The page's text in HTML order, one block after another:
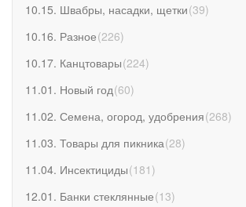
10.15. Швабры, насадки, щетки(39)
10.16. Разное(226)
10.17. Канцтовары(224)
11.01. Новый год(60)
11.02. Семена, огород, удобрения(268)
11.03. Товары для пикника(28)
11.04. Инсектициды(181 )
12.01. Банки стеклянные(13)